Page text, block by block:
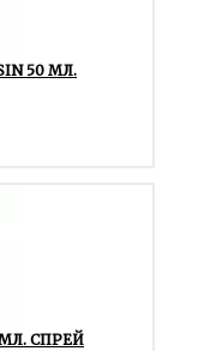
50 МЛ.
СПРЕЙ